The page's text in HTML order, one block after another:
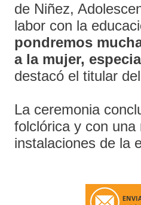
de Niñez,
labor con la
pondremos
a la mujer,
destacó el titular
La ceremonia
folclórica y con
instalaciones de la